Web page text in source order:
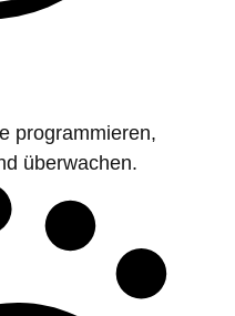
programmieren,
überwachen.